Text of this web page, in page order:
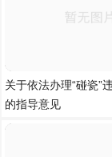
关于依法办理“碰瓷”
的指导意见